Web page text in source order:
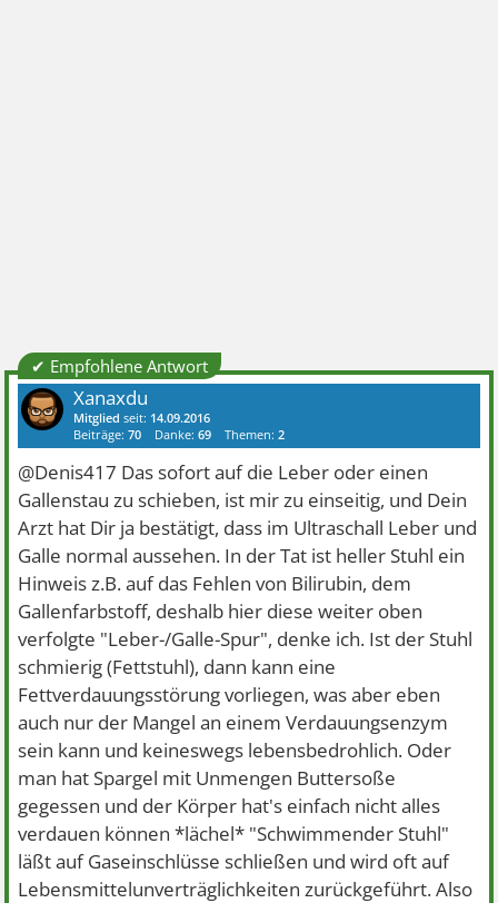
✔ Empfohlene Antwort
Xanaxdu
Mitglied seit: 14.09.2016
Beiträge:70 Danke:69 Themen:2
@Denis417 Das sofort auf die Leber oder einen
Gallenstau zu schieben, ist mir zu einseitig, und Dein
Arzt hat Dir ja bestätigt, dass im Ultraschall Leber und
Galle normal aussehen. In der Tat ist heller Stuhl ein
Hinweis z.B. auf das Fehlen von Bilirubin, dem
Gallenfarbstoff, deshalb hier diese weiter oben
verfolgte "Leber-/Galle-Spur", denke ich. Ist der Stuhl
schmierig (Fettstuhl), dann kann eine
Fettverdauungsstörung vorliegen, was aber eben
auch nur der Mangel an einem Verdauungsenzym
sein kann und keineswegs lebensbedrohlich. Oder
man hat Spargel mit Unmengen Buttersoße
gegessen und der Körper hat's einfach nicht alles
verdauen können *lächel* "Schwimmender Stuhl"
läßt auf Gaseinschlüsse schließen und wird oft auf
Lebensmittelunverträglichkeiten zurückgeführt. Also